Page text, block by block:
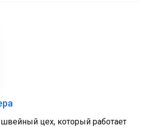
цех, который работает